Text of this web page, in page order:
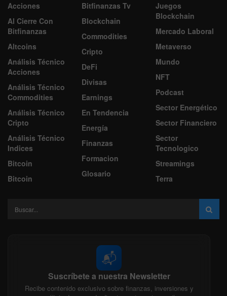
Acciones
Al Cierre Con
Bitfinanzas
Altcoins
Análisis Técnico
Acciones
Análisis Técnico
Commodities
Análisis Técnico
Cripto
Análisis Técnico
Indices
Bitcoin
Bitcoin
Bitfinanzas Tv
Blockchain
Commodities
Cripto
DeFi
Divisas
Earnings
En Tendencia
Energía
Finanzas
Formacion
Glosario
Juegos
Blockchain
Mercado Laboral
Metaverso
Mundo
NFT
Podcast
Sector Energético
Sector Financiero
Sector
Tecnologico
Streamings
Terra
📬
Suscríbete a nuestra Newsletter
Recibe contenido exclusivo sobre finanzas, inversiones y